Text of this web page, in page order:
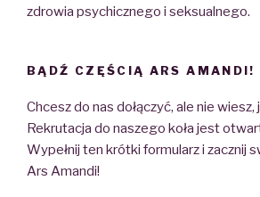
zdrowia psychicznego i seksualnego.
BĄDŹ CZĘŚCIĄ ARS AMANDI!
Chcesz do nas dołączyć, ale nie
Rekrutacja do naszego koła jest
Wypełnij ten krótki formularz i zacznij
Ars Amandi!